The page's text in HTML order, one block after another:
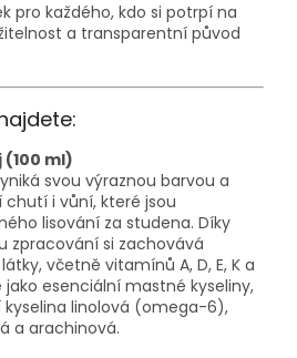
pro každého, kdo si potrpí na
a transparentní původ
ml)
svou výraznou barvou a
i vůní, které jsou
lisování za studena. Díky
zpracování si zachovává
včetně vitamínů A, D, E, K a
esenciální mastné kyseliny,
linolová (omega-6),
a arachinová.